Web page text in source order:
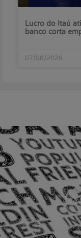
Lucro do Itaú
banco corta
07/08/2026